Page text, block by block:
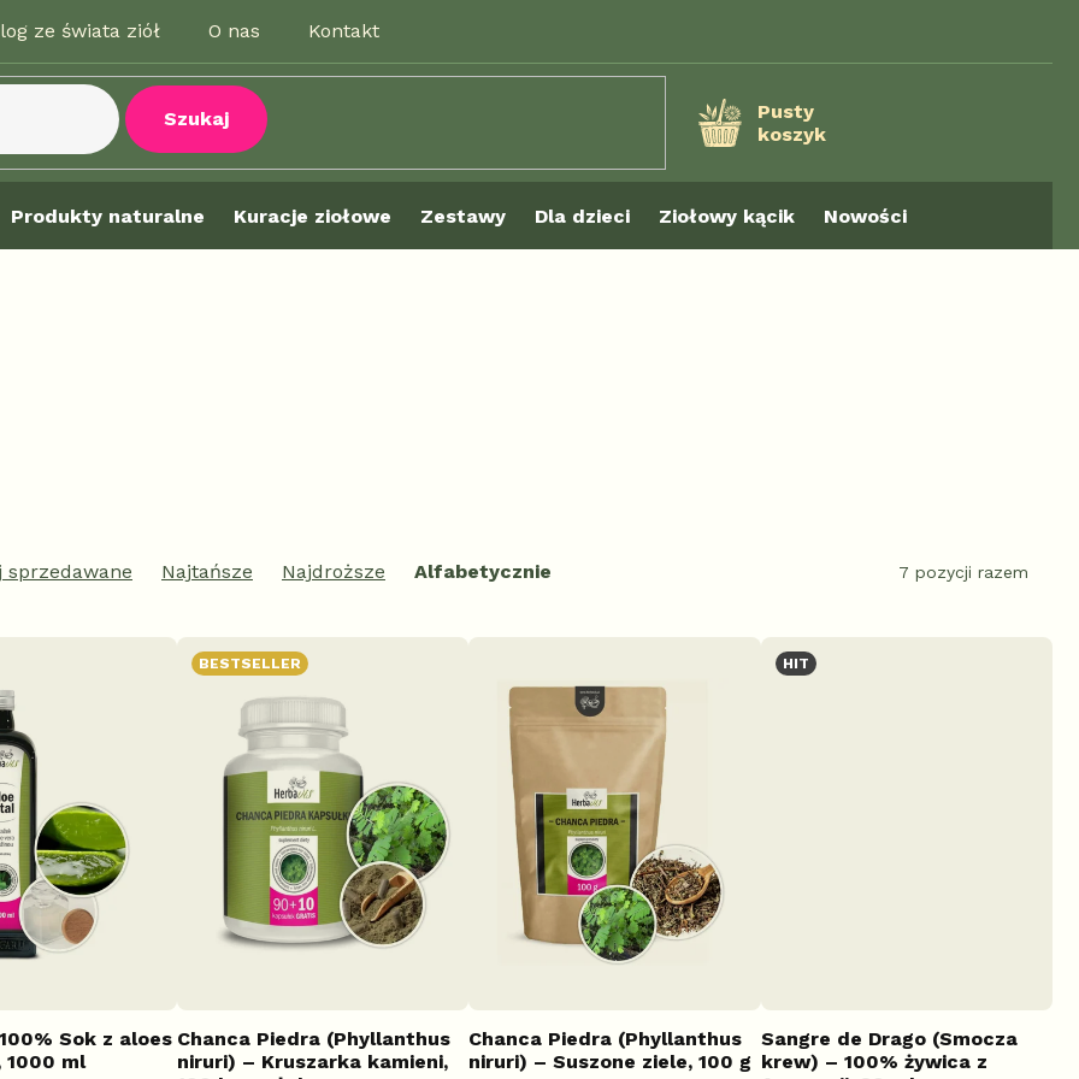
ze świata ziół O nas Kontakt
Szukaj
KOSZYK
Pusty
koszyk
Produkty naturalne Kuracje ziołowe Zestawy Dla dzieci Ziołowy kącik Nowości
sprzedawane Najtańsze Najdroższe Alfabetycznie 7 pozycji razem
Sok z aloes
1000 ml
BESTSELLER
Chanca Piedra (Phyllanthus
niruri) – Kruszarka kamieni,
Chanca Piedra (Phyllanthus
niruri) – Suszone ziele, 100 g
HIT
Sangre de Drago (Smocza
krew) – 100% żywica z